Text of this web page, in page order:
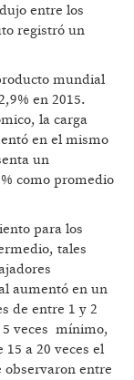
entre los
registró un
mundial
en 2015.
la carga
en el mismo
un
como promedio
para los
tales
aumentó en un
de entre 1 y 2
5 veces mínimo,
a 20 veces el
observaron entre